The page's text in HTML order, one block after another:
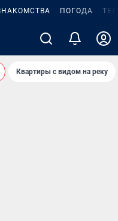
ПОГОДА
Квартиры с видом на реку